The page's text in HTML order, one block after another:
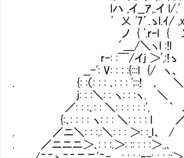
lハ ,イ__ｱ,.イ l/.' ´ -
' 乂 '7´.ゝl.ｲ/
ノ { '.ｒｰl { 乂:ｿ
´＿/＼ヽl :!l ｀
r‐: :￣/イｊ ＞',:!ゝ 〉
__-': V: : : :{:::l {/ ヽ
. {: :（: : : ､: : :
ｊ: : :＼: : ヽ: : :ヽ. ＼
／: : :､: : ＼: : : : : :', ｀ 、
{:､: : : : ヽ: : : ＼: : : : l ／!
. ／ニ＼: : :.:＼: : : ＞: :_l、 /
. ／ニニニ＞､: : :.＞: :: : : :＞.,､